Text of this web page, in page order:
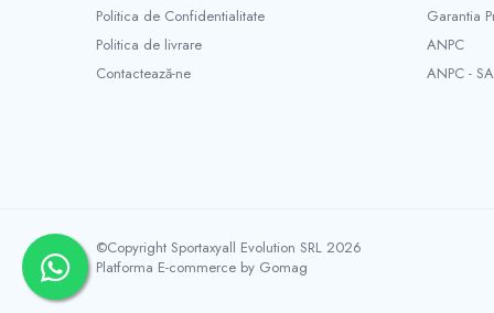
Politica de Confidentialitate
Politica de livrare
Contactează-ne
Garantia
ANPC
ANPC -
©Copyright Sportaxyall Evolution SRL 2026
Platforma E-commerce by Gomag